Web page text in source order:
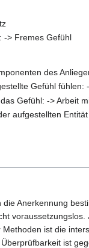
-> Fremes Gefühl
des
Gefühl fühlen:
Gefühl: -> Arbeit
aufgestellten
Anerkennung
ist die
ist